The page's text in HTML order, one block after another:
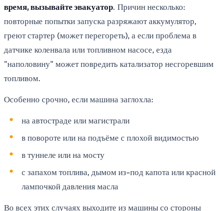
время, вызывайте эвакуатор. Причин несколько:
повторные попытки запуска разряжают аккумулятор,
греют стартер (может перегореть), а если проблема в
датчике коленвала или топливном насосе, езда
"наполовину" может повредить катализатор несгоревшим
топливом.
Особенно срочно, если машина заглохла:
на автостраде или магистрали
в повороте или на подъёме с плохой видимостью
в туннеле или на мосту
с запахом топлива, дымом из-под капота или красной
лампочкой давления масла
Во всех этих случаях выходите из машины со стороны